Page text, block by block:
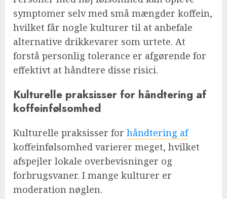
symptomer selv med små mængder koffein,
hvilket får nogle kulturer til at anbefale
alternative drikkevarer som urtete. At
forstå personlig tolerance er afgørende for
effektivt at håndtere disse risici.
Kulturelle praksisser for håndtering af
koffeinfølsomhed
Kulturelle praksisser for håndtering af
koffeinfølsomhed varierer meget, hvilket
afspejler lokale overbevisninger og
forbrugsvaner. I mange kulturer er
moderation nøglen.